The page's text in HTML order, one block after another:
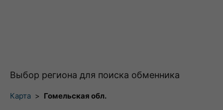
Выбор региона для поиска обменника
Карта > Гомельская обл.